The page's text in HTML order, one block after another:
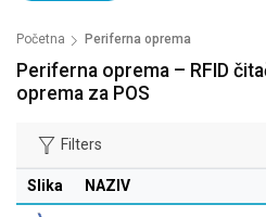
Početna Periferna oprema
Periferna oprema – RFID
oprema za POS
Filters
Slika NAZIV